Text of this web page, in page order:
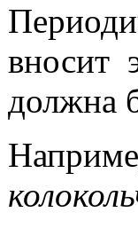
вносит
должна